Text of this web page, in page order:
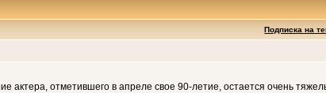
Подписка на
актера, отметившего в апреле свое 90-летие, остается очень